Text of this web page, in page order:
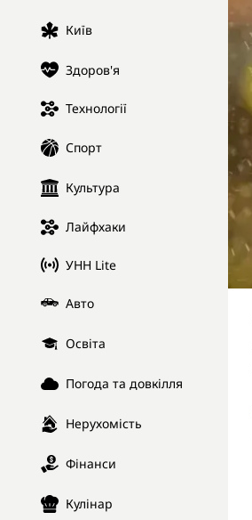
Київ
Здоров'я
Технології
Спорт
Культура
Лайфхаки
УНН Lite
Авто
Освіта
Погода та довкілля
Нерухомість
Фінанси
Кулінар